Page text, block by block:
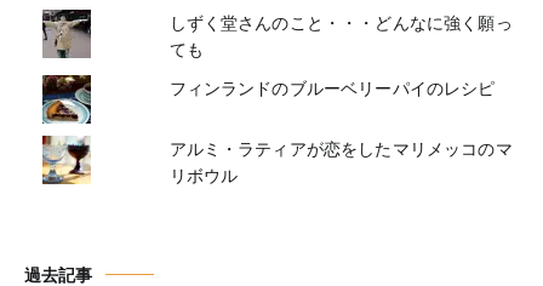
しずく堂さんのこと・・・どんなに強く願っ
ても
フィンランドのブルーベリーパイのレシピ
アルミ・ラティアが恋をしたマリメッコのマ
リボウル
過去記事